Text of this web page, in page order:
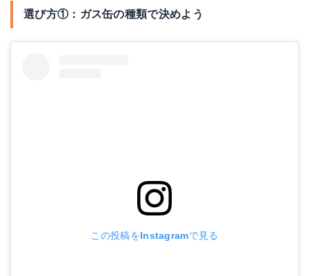
選び方①：ガス缶の種類で決めよう
この投稿をInstagramで見る